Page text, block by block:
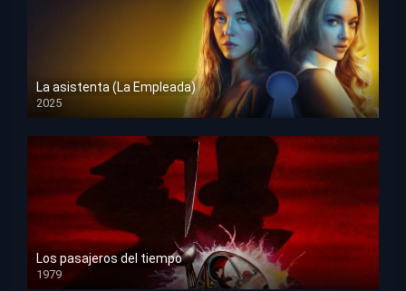
La asistenta (La Empleada)
2025
HD 1080p
Los pasajeros del tiempo
1979
HD 1080p